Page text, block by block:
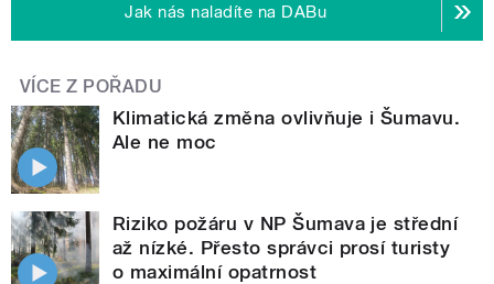
Jak nás naladíte na DABu
VÍCE Z POŘADU
Klimatická změna ovlivňuje i Šumavu.
Ale ne moc
Riziko požáru v NP Šumava je střední
až nízké. Přesto správci prosí turisty
o maximální opatrnost